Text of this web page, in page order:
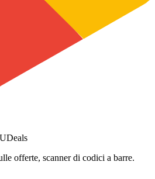
offerte, scanner di codici a barre.